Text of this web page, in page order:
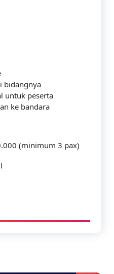
bidangnya
untuk peserta
ke bandara
(minimum 3 pax)